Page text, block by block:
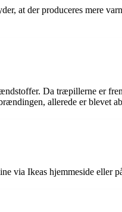
der produceres mere
Da træpillerne er
allerede er blevet
via Ikeas hjemmeside eller